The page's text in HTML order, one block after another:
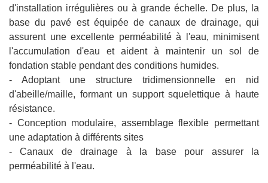
d'installation irrégulières ou à grande échelle. De plus, la
base du pavé est équipée de canaux de drainage, qui
assurent une excellente perméabilité à l'eau, minimisent
l'accumulation d'eau et aident à maintenir un sol de
fondation stable pendant des conditions humides.
- Adoptant une structure tridimensionnelle en nid
d'abeille/maille, formant un support squelettique à haute
résistance.
- Conception modulaire, assemblage flexible permettant
une adaptation à différents sites
- Canaux de drainage à la base pour assurer la
perméabilité à l'eau.